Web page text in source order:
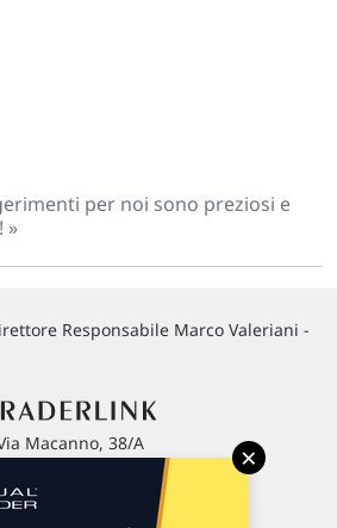
per noi sono preziosi e
»
Responsabile Marco Valeriani -
Macanno, 38/A
02 452 460 401
×